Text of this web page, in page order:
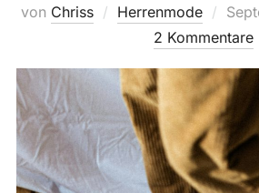
von Chriss Herrenmode
am
2 Kommentare